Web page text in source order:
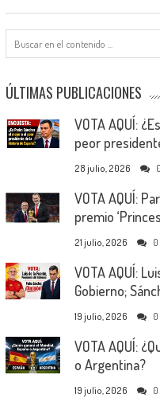
ÚLTIMAS PUBLICACIONES
VOTA AQUÍ:
peor
28 julio, 2026 0
VOTA AQUÍ:
premio
21 julio, 2026 0
VOTA AQUÍ:
Gobierno;
19 julio, 2026 0
VOTA AQUÍ:
o Argentina?
19 julio, 2026 0